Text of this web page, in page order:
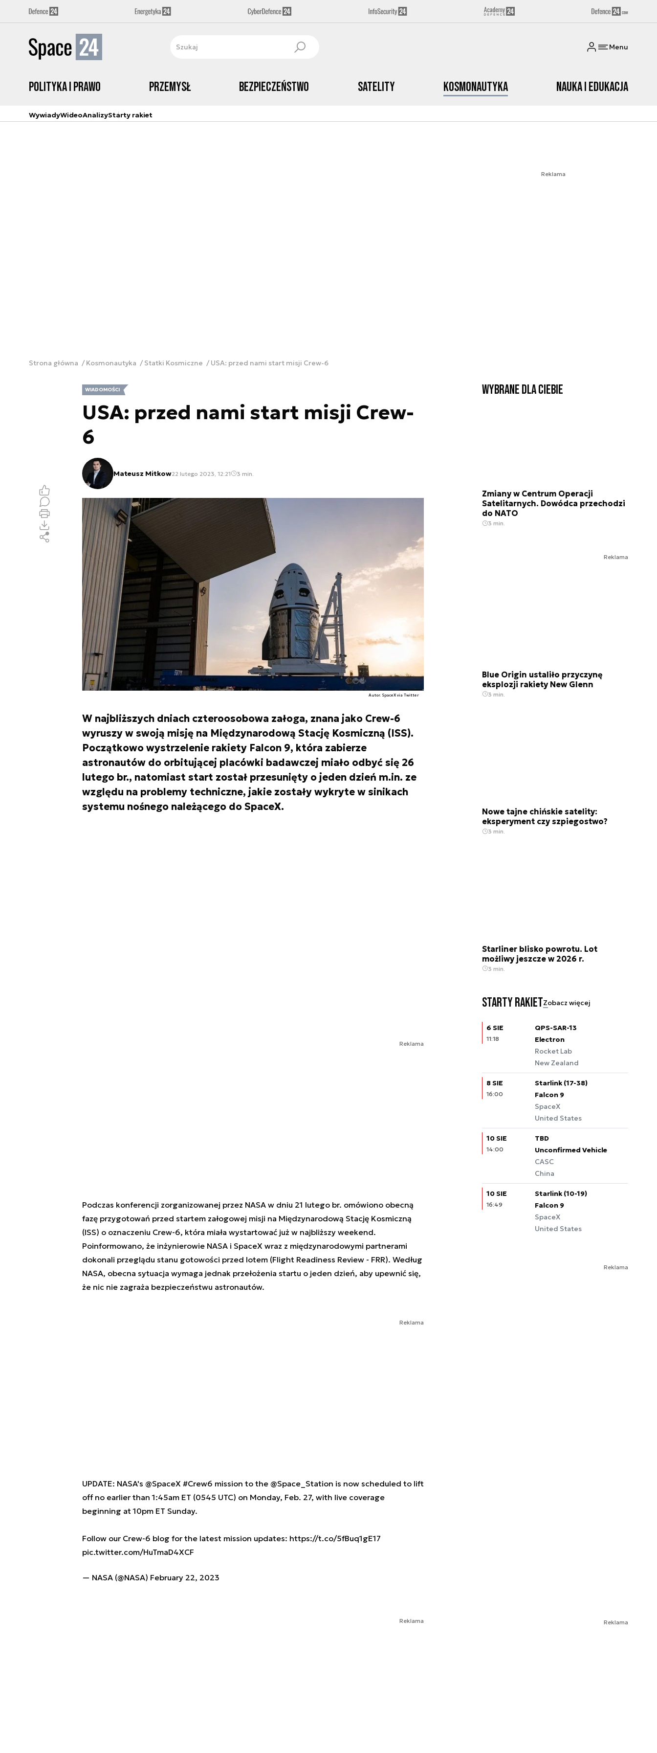
Menu
Polityka i prawo Przemysł Bezpieczeństwo Satelity Kosmonautyka Nauka i edukacja
WywiadyWideoAnalizyStarty rakiet
Reklama
Strona główna Kosmonautyka Statki Kosmiczne USA: przed nami start misji Crew-6
WIADOMOŚCI
USA: przed nami start misji Crew-
6
Mateusz Mitkow22 lutego 2023, 12:21 3 min.
Autor. SpaceX via Twitter
W najbliższych dniach czteroosobowa załoga, znana jako Crew-6
wyruszy w swoją misję na Międzynarodową Stację Kosmiczną (ISS).
Początkowo wystrzelenie rakiety Falcon 9, która zabierze
astronautów do orbitującej placówki badawczej miało odbyć się 26
lutego br., natomiast start został przesunięty o jeden dzień m.in. ze
względu na problemy techniczne, jakie zostały wykryte w sinikach
systemu nośnego należącego do SpaceX.
Reklama
Podczas konferencji zorganizowanej przez NASA w dniu 21 lutego br. omówiono obecną
fazę przygotowań przed startem załogowej misji na Międzynarodową Stację Kosmiczną
(ISS) o oznaczeniu Crew-6, która miała wystartować już w najbliższy weekend.
Poinformowano, że inżynierowie NASA i SpaceX wraz z międzynarodowymi partnerami
dokonali przeglądu stanu gotowości przed lotem (Flight Readiness Review - FRR). Według
NASA, obecna sytuacja wymaga jednak przełożenia startu o jeden dzień, aby upewnić się,
że nic nie zagraża bezpieczeństwu astronautów.
Reklama
UPDATE: NASA's @SpaceX #Crew6 mission to the @Space_Station is now scheduled to lift
off no earlier than 1:45am ET (0545 UTC) on Monday, Feb. 27, with live coverage
beginning at 10pm ET Sunday.
Follow our Crew-6 blog for the latest mission updates: https://t.co/5fBuq1gE17
pic.twitter.com/HuTmaD4XCF
— NASA (@NASA) February 22, 2023
Reklama
Wybrane dla Ciebie
Zmiany w Centrum Operacji
Satelitarnych. Dowódca przechodzi
do NATO
3 min.
Reklama
Blue Origin ustaliło przyczynę
eksplozji rakiety New Glenn
3 min.
Nowe tajne chińskie satelity:
eksperyment czy szpiegostwo?
3 min.
Starliner blisko powrotu. Lot
możliwy jeszcze w 2026 r.
3 min.
Starty rakietZobacz więcej
6 SIE
11:18
QPS-SAR-13
Electron
Rocket Lab
New Zealand
8 SIE
16:00
Starlink (17-38)
Falcon 9
SpaceX
United States
10 SIE
14:00
TBD
Unconfirmed Vehicle
CASC
China
10 SIE
16:49
Starlink (10-19)
Falcon 9
SpaceX
United States
Reklama
Reklama